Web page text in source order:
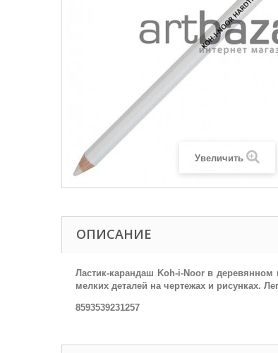
Увеличить
ОПИСАНИЕ
Ластик-карандаш Koh-i-Noor в
мелких деталей на чертежах и рисунках.
8593539231257